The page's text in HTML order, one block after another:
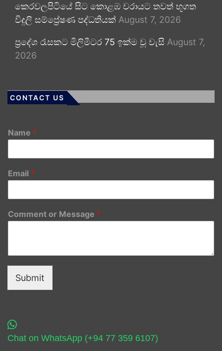
කෙරවලපිටියේ සිට කොළඹ වරායට තවත් භූගත
විදුලි සම්ප්‍රේෂණ පද්ධතියක් August 7, 2026
ප්‍රදේශ රැසකට මිලිමීටර 75 ඉක්ම වූ වැසි August 7,
2026
CONTACT US
Name *
Email *
Comment or Message *
Submit
Chat on WhatsApp (+94 77 359 6107)